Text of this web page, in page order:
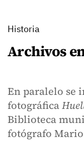
Historia
Archivos
En paralelo se
fotográfica
Biblioteca
fotógrafo